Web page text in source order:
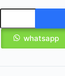
whatsapp